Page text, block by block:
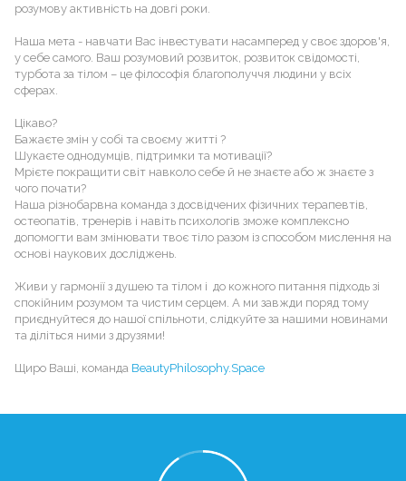
розумову активність на довгі роки.
Наша мета - навчати Вас інвестувати насамперед у своє здоров'я,
у себе самого. Ваш розумовий розвиток, розвиток свідомості,
турбота за тілом – це філософія благополуччя людини у всіх
сферах.
Цікаво?
Бажаєте змін у собі та своєму житті ?
Шукаєте однодумців, підтримки та мотивації?
Мрієте покращити світ навколо себе й не знаєте або ж знаєте з
чого почати?
Наша різнобарвна команда з досвідчених фізичних терапевтів,
остеопатів, тренерів і навіть психологів зможе комплексно
допомогти вам змінювати твоє тіло разом із способом мислення на
основі наукових досліджень.
Живи у гармонії з душею та тілом і до кожного питання підходь зі
спокійним розумом та чистим серцем. А ми завжди поряд тому
приєднуйтеся до нашої спільноти, слідкуйте за нашими новинами
та діліться ними з друзями!
Щиро Ваші, команда BeautyPhilosophy.Space